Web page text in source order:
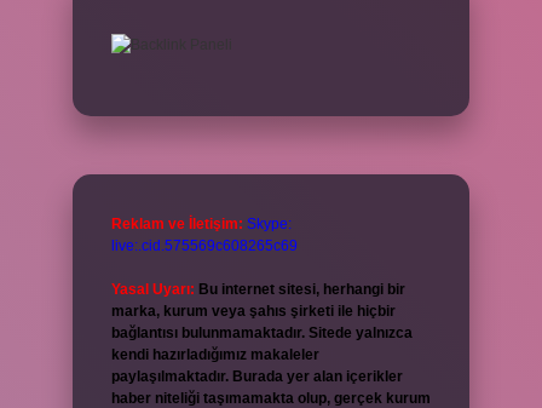
Reklam ve İletişim: Skype:
live:.cid.575569c608265c69
Yasal Uyarı: Bu internet sitesi, herhangi bir
marka, kurum veya şahıs şirketi ile hiçbir
bağlantısı bulunmamaktadır. Sitede yalnızca
kendi hazırladığımız makaleler
paylaşılmaktadır. Burada yer alan içerikler
haber niteliği taşımamakta olup, gerçek kurum